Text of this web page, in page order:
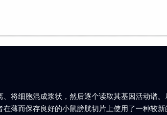
将细胞混成浆状，然后逐个读取其基因活动谱
薄而保存良好的小鼠膀胱切片上使用了一种较